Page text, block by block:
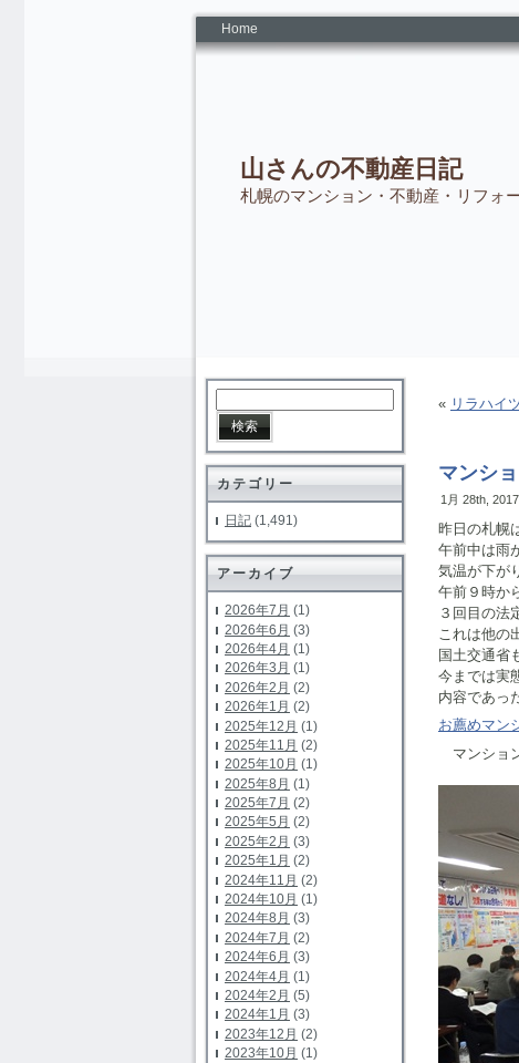
Home
山さんの不動産日記
札幌のマンション・不動産・リフォ
カテゴリー
日記 (1,491)
アーカイブ
2026年7月 (1)
2026年6月 (3)
2026年4月 (1)
2026年3月 (1)
2026年2月 (2)
2026年1月 (2)
2025年12月 (1)
2025年11月 (2)
2025年10月 (1)
2025年8月 (1)
2025年7月 (2)
2025年5月 (2)
2025年2月 (3)
2025年1月 (2)
2024年11月 (2)
2024年10月 (1)
2024年8月 (3)
2024年7月 (2)
2024年6月 (3)
2024年4月 (1)
2024年2月 (5)
2024年1月 (3)
2023年12月 (2)
2023年10月 (1)
« リラハイ
マンシ
1月 28th,
昨日の札幌
午前中は雨
気温が下が
午前９時か
３回目の法
これは他の
国土交通省
今までは実
内容であっ
お薦めマン
マンショ